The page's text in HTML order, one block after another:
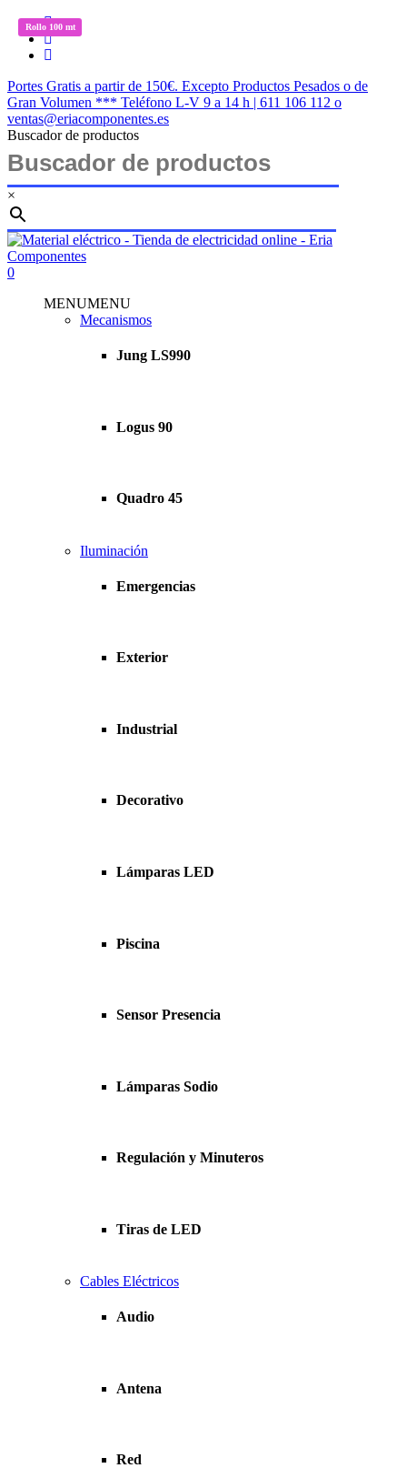
Saltar
contenido
twitter
facebook
instagram
Portes Gratis a partir de 150€. Excepto Productos Pesados o de
Gran Volumen *** Teléfono L-V 9 a 14 h | 611 106 112 o
ventas@eriacomponentes.es
Buscador de productos
×
Cerrar
búsqueda
buscar
account
0
MENUMENU
Mecanismos
Jung LS990
Logus 90
Quadro 45
Iluminación
Emergencias
Exterior
Industrial
Decorativo
Lámparas LED
Piscina
Sensor Presencia
Lámparas Sodio
Regulación y Minuteros
Tiras de LED
Cables Eléctricos
Audio
Antena
Red
Rollo 100 mt
Rollo 100 mt